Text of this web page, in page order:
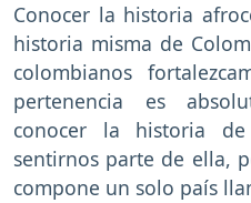
Conocer la historia
historia misma de
colombianos
pertenencia es
conocer la historia
sentirnos parte de ella,
compone un solo país